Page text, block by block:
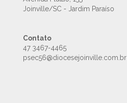
Joinville/SC - Jardim Paraíso
Contato
47 3467-4465
psec56@diocesejoinville.com.br